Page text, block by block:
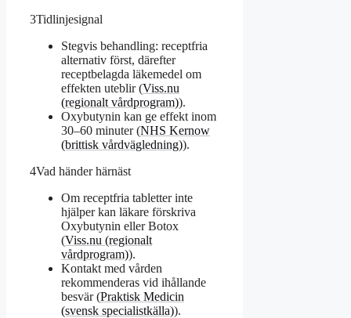
3Tidlinjesignal
Stegvis behandling: receptfria
alternativ först, därefter
receptbelagda läkemedel om
effekten uteblir (Viss.nu
(regionalt vårdprogram)).
Oxybutynin kan ge effekt inom
30–60 minuter (NHS Kernow
(brittisk vårdvägledning)).
4Vad händer härnäst
Om receptfria tabletter inte
hjälper kan läkare förskriva
Oxybutynin eller Botox
(Viss.nu (regionalt
vårdprogram)).
Kontakt med vården
rekommenderas vid ihållande
besvär (Praktisk Medicin
(svensk specialistkälla)).